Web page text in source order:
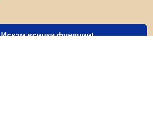
Искам всички функции!